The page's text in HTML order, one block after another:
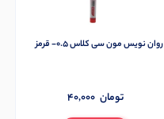
روان نویس مون سی کلاس 0.5- قرمز
40,000 تومان